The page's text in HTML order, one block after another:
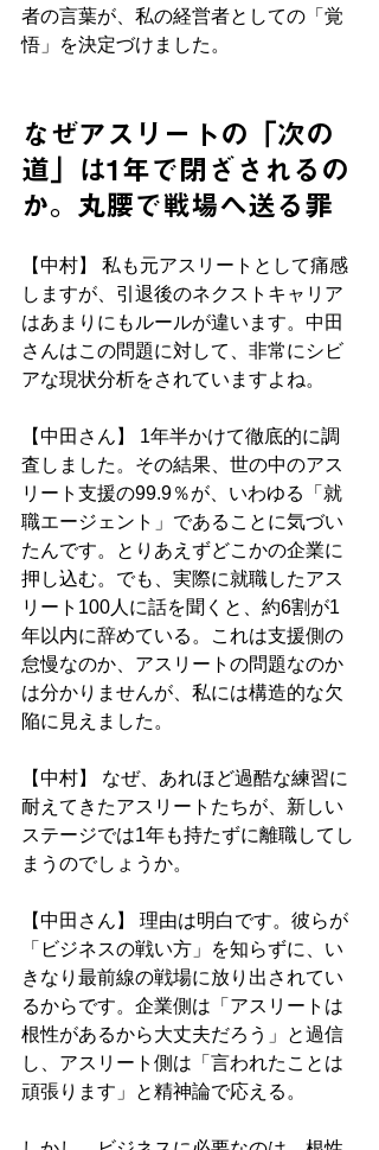
者の言葉が、私の経営者としての「覚
悟」を決定づけました。
なぜアスリートの「次の
道」は1年で閉ざされるの
か。丸腰で戦場へ送る罪
【中村】 私も元アスリートとして痛感
しますが、引退後のネクストキャリア
はあまりにもルールが違います。中田
さんはこの問題に対して、非常にシビ
アな現状分析をされていますよね。
【中田さん】 1年半かけて徹底的に調
査しました。その結果、世の中のアス
リート支援の99.9％が、いわゆる「就
職エージェント」であることに気づい
たんです。とりあえずどこかの企業に
押し込む。でも、実際に就職したアス
リート100人に話を聞くと、約6割が1
年以内に辞めている。これは支援側の
怠慢なのか、アスリートの問題なのか
は分かりませんが、私には構造的な欠
陥に見えました。
【中村】 なぜ、あれほど過酷な練習に
耐えてきたアスリートたちが、新しい
ステージでは1年も持たずに離職してし
まうのでしょうか。
【中田さん】 理由は明白です。彼らが
「ビジネスの戦い方」を知らずに、い
きなり最前線の戦場に放り出されてい
るからです。企業側は「アスリートは
根性があるから大丈夫だろう」と過信
し、アスリート側は「言われたことは
頑張ります」と精神論で応える。